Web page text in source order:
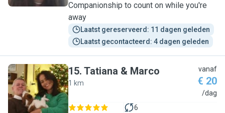
Companionship to count on while you're
away
Laatst gereserveerd: 11 dagen geleden
Laatst gecontacteerd: 4 dagen geleden
T
15. Tatiana & Marco
1 km
vanaf
€ 20
/dag
6